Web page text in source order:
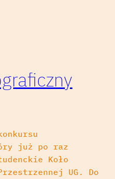
już po raz
Koło
UG. Do